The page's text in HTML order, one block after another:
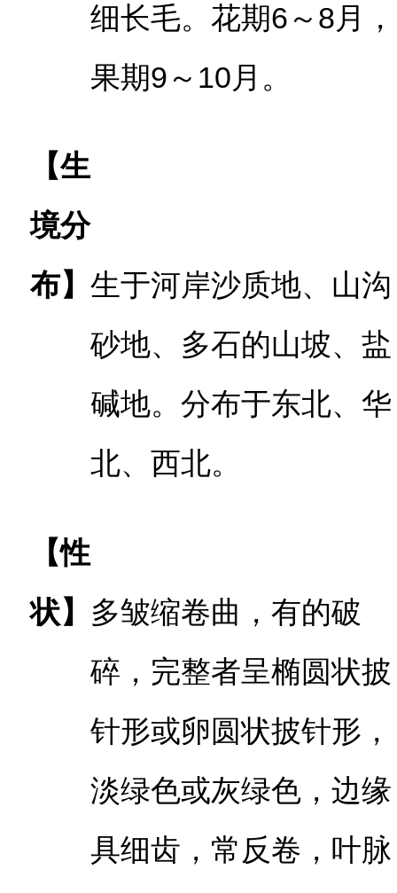
细长毛。花期6～8月，
果期9～10月。
【生
境分
布】 生于河岸沙质地、山沟
砂地、多石的山坡、盐
碱地。分布于东北、华
北、西北。
【性
状】 多皱缩卷曲，有的破
碎，完整者呈椭圆状披
针形或卵圆状披针形，
淡绿色或灰绿色，边缘
具细齿，常反卷，叶脉